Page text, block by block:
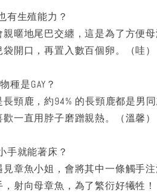
有生殖能力？
親暱地尾巴交纏，這是為了方便
開口，再置入數百個卵。（哇）
種是GAY？
頸鹿，約94% 的長頸鹿都是男
一直用脖子磨蹭親熱。（溫馨）
手就能著床？
章魚小姐，會將其中一條觸手
射向母章魚，為了繁衍好犧牲！